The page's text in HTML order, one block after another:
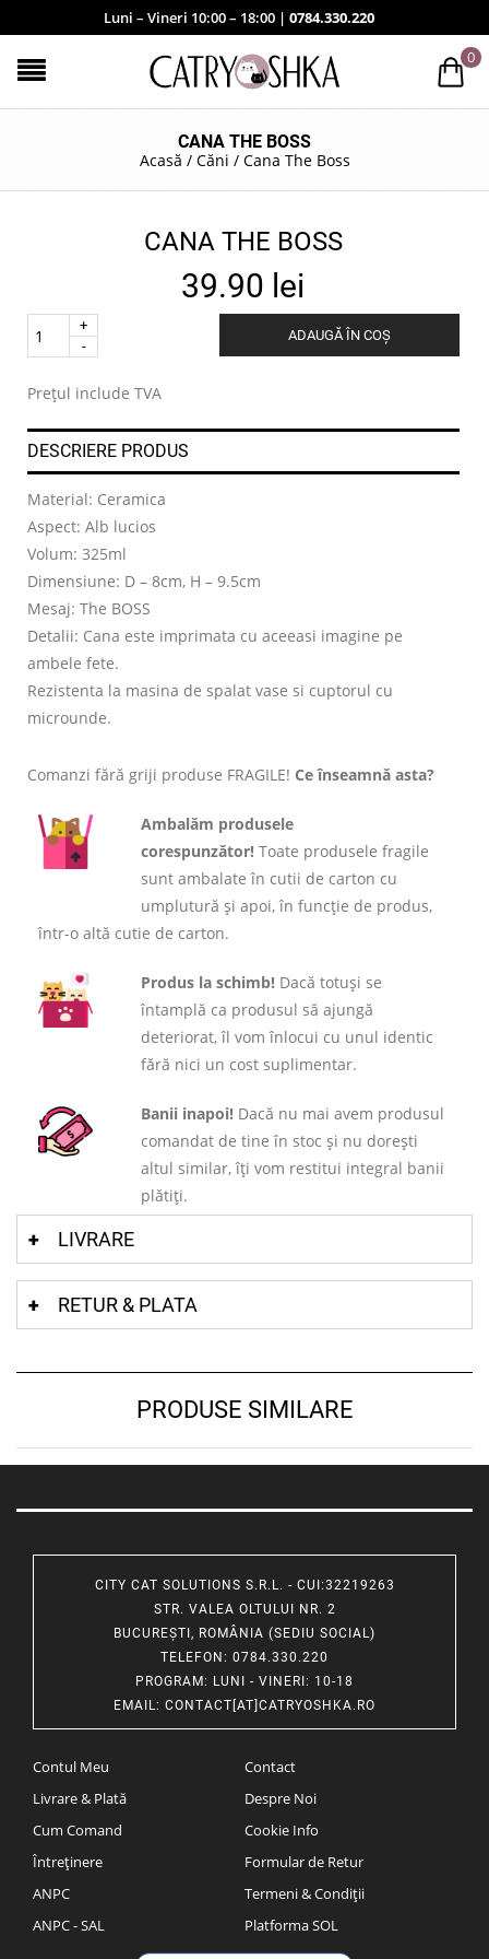
Luni – Vineri 10:00 – 18:00 | 0784.330.220
0
CANA THE BOSS
Acasă / Căni / Cana The Boss
CANA THE BOSS
39.90 lei
Quantity
ADAUGĂ ÎN COȘ
Prețul include TVA
DESCRIERE PRODUS
Material: Ceramica
Aspect: Alb lucios
Volum: 325ml
Dimensiune: D – 8cm, H – 9.5cm
Mesaj: The BOSS
Detalii: Cana este imprimata cu aceeasi imagine pe
ambele fete.
Rezistenta la masina de spalat vase si cuptorul cu
microunde.
Comanzi fără griji produse FRAGILE! Ce înseamnă asta?
Ambalăm produsele
corespunzător! Toate produsele fragile
sunt ambalate în cutii de carton cu
umplutură și apoi, în funcție de produs,
într-o altă cutie de carton.
Produs la schimb! Dacă totuși se
întamplă ca produsul să ajungă
deteriorat, îl vom înlocui cu unul identic
fără nici un cost suplimentar.
Banii inapoi! Dacă nu mai avem produsul
comandat de tine în stoc și nu dorești
altul similar, îți vom restitui integral banii
plătiți.
LIVRARE
RETUR & PLATA
PRODUSE SIMILARE
CITY CAT SOLUTIONS S.R.L. - CUI:32219263
STR. VALEA OLTULUI NR. 2
BUCUREȘTI, ROMÂNIA (SEDIU SOCIAL)
TELEFON : 0784.330.220
PROGRAM: LUNI - VINERI: 10-18
EMAIL: CONTACT[AT]CATRYOSHKA.RO
Contul Meu
Livrare & Plată
Cum Comand
Întreținere
ANPC
ANPC - SAL
Contact
Despre Noi
Cookie Info
Formular de Retur
Termeni & Condiții
Platforma SOL